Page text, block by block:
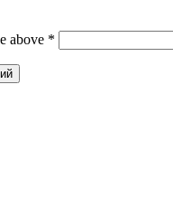
above *